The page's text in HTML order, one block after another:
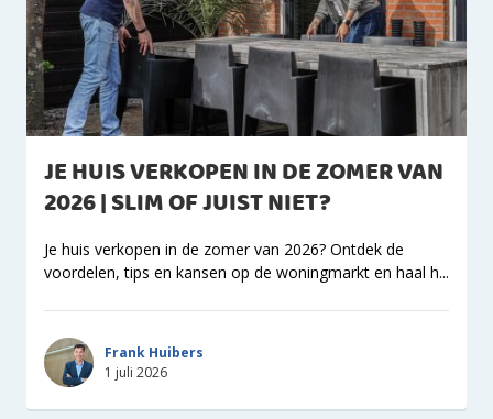
JE HUIS VERKOPEN IN DE ZOMER VAN
2026 | SLIM OF JUIST NIET?
Je huis verkopen in de zomer van 2026? Ontdek de
voordelen, tips en kansen op de woningmarkt en haal h...
Frank Huibers
1 juli 2026